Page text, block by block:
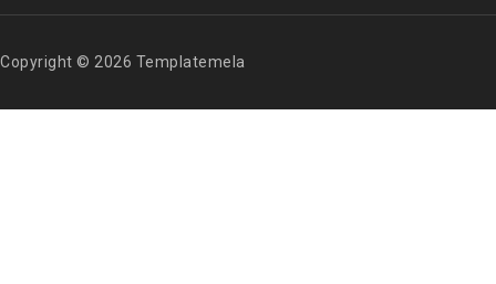
Copyright © 2026 Templatemela